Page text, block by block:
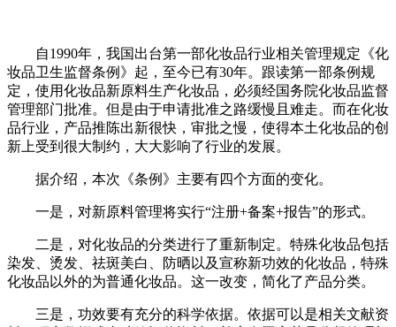
自1990年，我国出台第一部化妆品行业相关管理规定《化
妆品卫生监督条例》起，至今已有30年。跟读第一部条例规
定，使用化妆品新原料生产化妆品，必须经国务院化妆品监督
管理部门批准。但是由于申请批准之路缓慢且难走。而在化妆
品行业，产品推陈出新很快，审批之慢，使得本土化妆品的创
新上受到很大制约，大大影响了行业的发展。
据介绍，本次《条例》主要有四个方面的变化。
一是，对新原料管理将实行“注册+备案+报告”的形式。
二是，对化妆品的分类进行了重新制定。特殊化妆品包括
染发、烫发、祛斑美白、防晒以及宣称新功效的化妆品，特殊
化妆品以外的为普通化妆品。这一改变，简化了产品分类。
三是，功效要有充分的科学依据。依据可以是相关文献资